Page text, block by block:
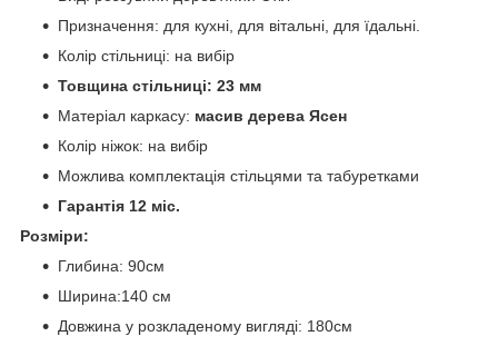
Призначення: для кухні, для вітальні, для їдальні.
Колір стільниці: на вибір
Товщина стільниці: 23 мм
Матеріал каркасу: масив дерева Ясен
Колір ніжок: на вибір
Можлива комплектація стільцями та табуретками
Гарантія 12 міс.
Розміри:
Глибина: 90см
Ширина:140 см
Довжина у розкладеному вигляді: 180см